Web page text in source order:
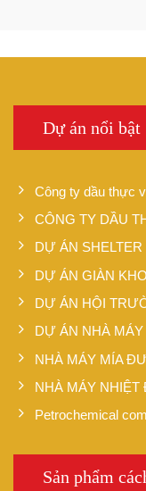
Dự án nổi bật
Công ty dầu thực
CÔNG TY DẦU
DỰ ÁN
DỰ ÁN GIÀN
DỰ ÁN HỘI
DỰ ÁN NHÀ MÁY
NHÀ MÁY MÍA
NHÀ MÁY NHIỆT
Petrochemical
Sản phẩm